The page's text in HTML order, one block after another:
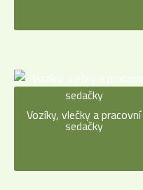
Vozíky, vlečky a pracovní
sedačky